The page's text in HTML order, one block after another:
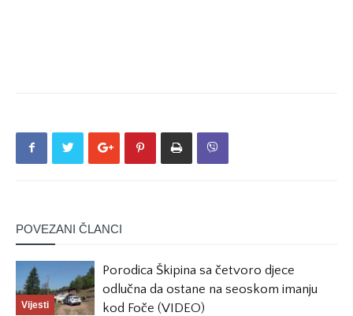
POVEZANI ČLANCI
Vijesti
Porodica Škipina sa četvoro djece
odlučna da ostane na seoskom imanju
kod Foče (VIDEO)